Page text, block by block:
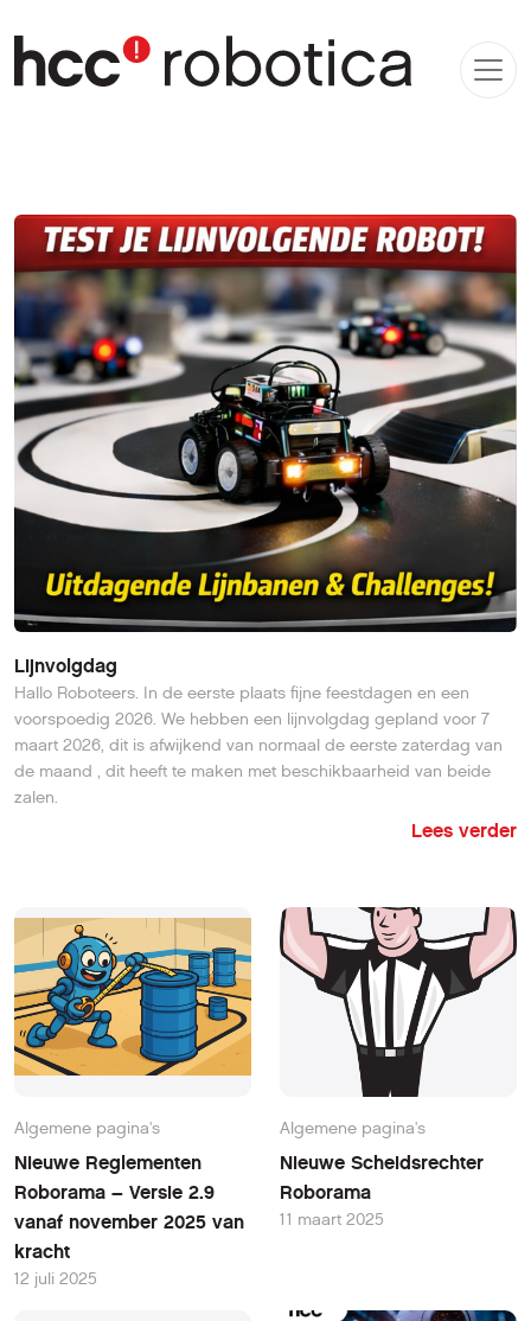
Lijnvolgdag
Hallo Roboteers. In de eerste plaats fijne feestdagen en een
voorspoedig 2026. We hebben een lijnvolgdag gepland voor 7
maart 2026, dit is afwijkend van normaal de eerste zaterdag van
de maand , dit heeft te maken met beschikbaarheid van beide
zalen.
Lees verder
Algemene pagina's
Nieuwe Reglementen
Roborama – Versie 2.9
vanaf november 2025 van
kracht
12 juli 2025
Algemene pagina's
Nieuwe Scheidsrechter
Roborama
11 maart 2025